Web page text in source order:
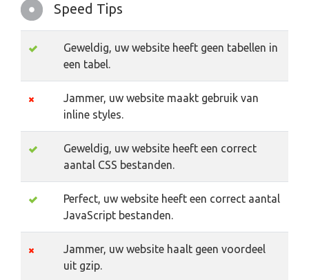
Speed Tips
Geweldig, uw website heeft geen tabellen in
een tabel.
Jammer, uw website maakt gebruik van
inline styles.
Geweldig, uw website heeft een correct
aantal CSS bestanden.
Perfect, uw website heeft een correct aantal
JavaScript bestanden.
Jammer, uw website haalt geen voordeel
uit gzip.